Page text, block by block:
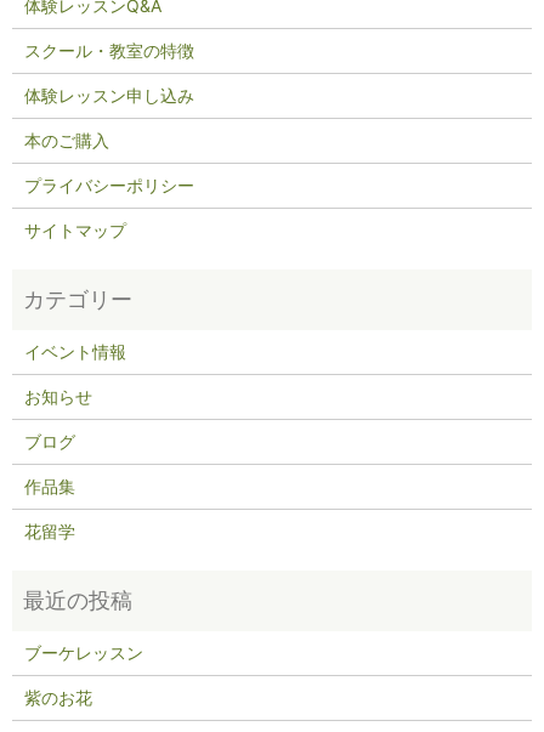
体験レッスンQ&A
スクール・教室の特徴
体験レッスン申し込み
本のご購入
プライバシーポリシー
サイトマップ
イベント情報
お知らせ
ブログ
作品集
花留学
ブーケレッスン
紫のお花